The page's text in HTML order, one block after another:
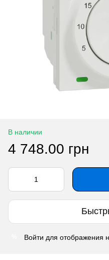
В наличии
4 748.00 грн
Войти для отображения